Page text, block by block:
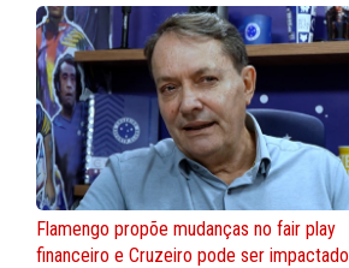
Flamengo propõe mudanças no fair play
financeiro e Cruzeiro pode ser impactado